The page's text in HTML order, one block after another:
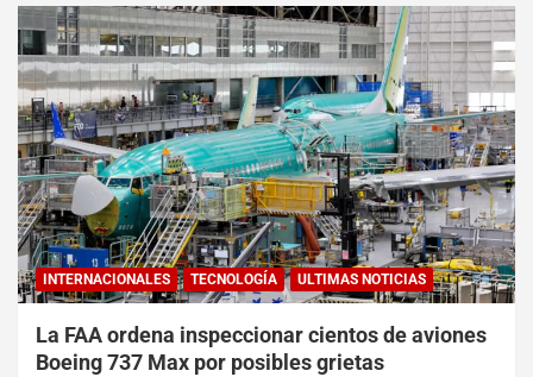
INTERNACIONALES TECNOLOGÍA ULTIMAS NOTICIAS
La FAA ordena inspeccionar cientos de aviones
Boeing 737 Max por posibles grietas